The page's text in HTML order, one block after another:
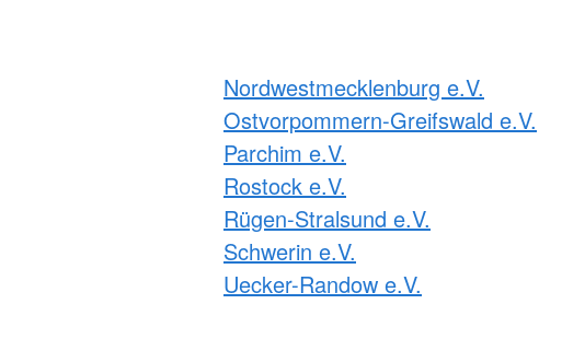
Nordwestmecklenburg e.V.
Ostvorpommern-Greifswald e.V.
Parchim e.V.
Rostock e.V.
Rügen-Stralsund e.V.
Schwerin e.V.
Uecker-Randow e.V.